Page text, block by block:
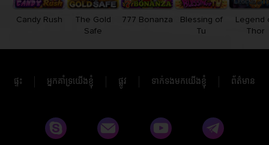
Candy Rush
The Gold
Safe
777 Bonanza
Blessing of
Tu
Legend
Thor
ផ្ទះ អ្នកគាំទ្រយើងខ្ញុំ ផ្លូវ ទាក់ទងមកយើងខ្ញុំ ព័ត៌មាន